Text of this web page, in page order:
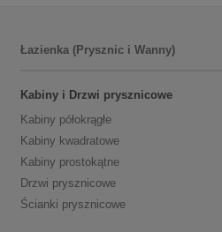
Łazienka (Prysznic i Wanny)
Kabiny i Drzwi prysznicowe
Kabiny półokrągłe
Kabiny kwadratowe
Kabiny prostokątne
Drzwi prysznicowe
Ścianki prysznicowe